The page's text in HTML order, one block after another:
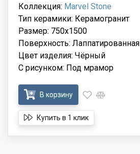
Коллекция: Marvel Stone
Тип керамики: Керамогранит
Размер: 750x1500
Поверхность: Лаппатированная
Цвет изделия: Чёрный
С рисунком: Под мрамор
В корзину
Купить в 1 клик